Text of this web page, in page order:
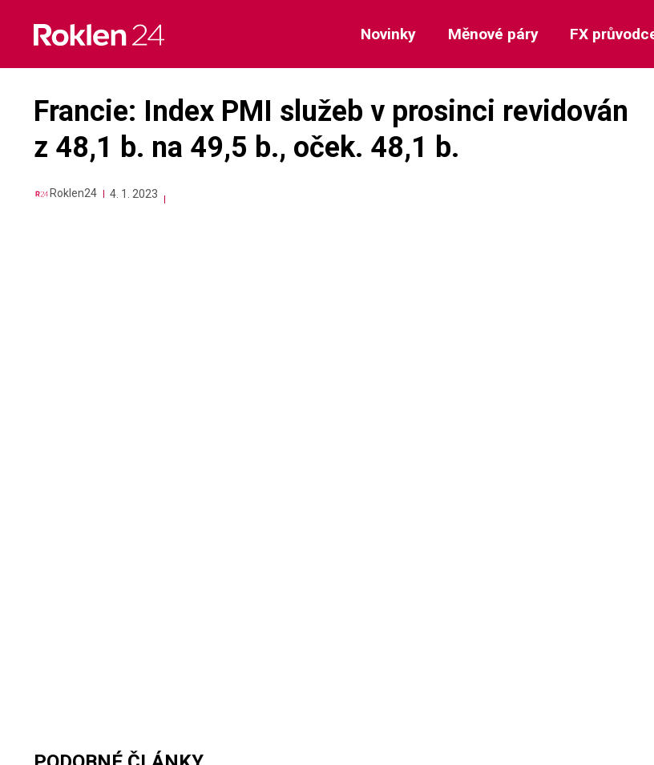
content
Novinky Měnové páry FX
Francie: Index PMI služeb v prosinci revidován
z 48,1 b. na 49,5 b., oček. 48,1 b.
Roklen24 4. 1. 2023